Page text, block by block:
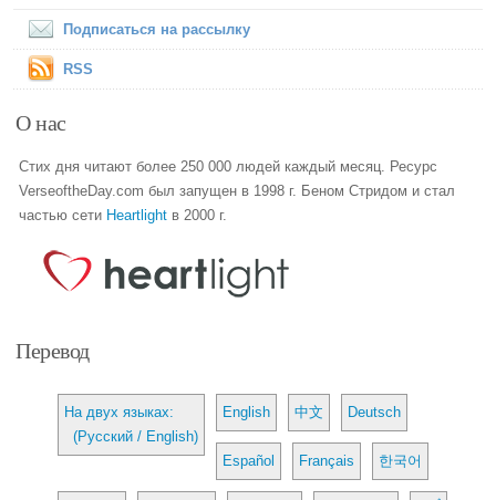
Подписаться на рассылку
RSS
О нас
Стих дня читают более 250 000 людей каждый месяц. Ресурс
VerseoftheDay.com был запущен в 1998 г. Беном Стридом и стал
частью сети Heartlight в 2000 г.
Перевод
На двух языках:
(Русский / English)
English 中文 Deutsch
Español Français 한국어